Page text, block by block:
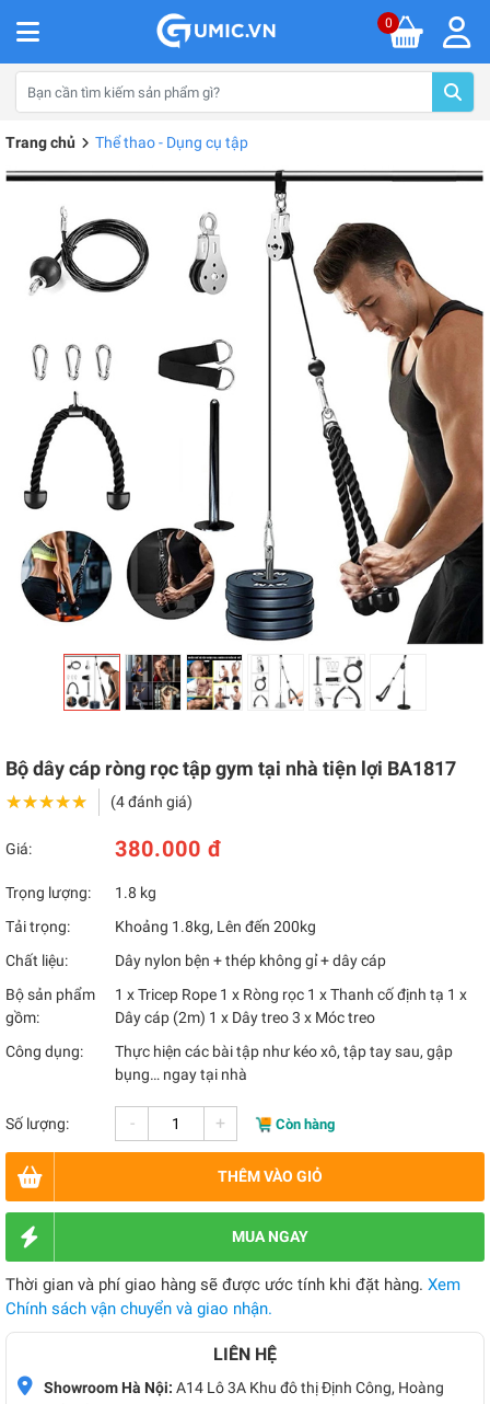
0
Trang chủ Thể thao - Dụng cụ tập
Bộ dây cáp ròng rọc tập gym tại nhà tiện lợi BA1817
★★★★★
★★★★★ (4 đánh giá)
Giá: 380.000 đ
Trọng lượng:
1.8 kg
Tải trọng:
Khoảng 1.8kg, Lên đến 200kg
Chất liệu:
Dây nylon bện + thép không gỉ + dây cáp
Bộ sản phẩm
gồm:
1 x Tricep Rope 1 x Ròng rọc 1 x Thanh cố định tạ 1 x
Dây cáp (2m) 1 x Dây treo 3 x Móc treo
Công dụng:
Thực hiện các bài tập như kéo xô, tập tay sau, gập
bụng… ngay tại nhà
Số lượng: - + Còn hàng
THÊM VÀO GIỎ
MUA NGAY
Thời gian và phí giao hàng sẽ được ước tính khi đặt hàng. Xem
Chính sách vận chuyển và giao nhận.
LIÊN HỆ
Showroom Hà Nội: A14 Lô 3A Khu đô thị Định Công, Hoàng